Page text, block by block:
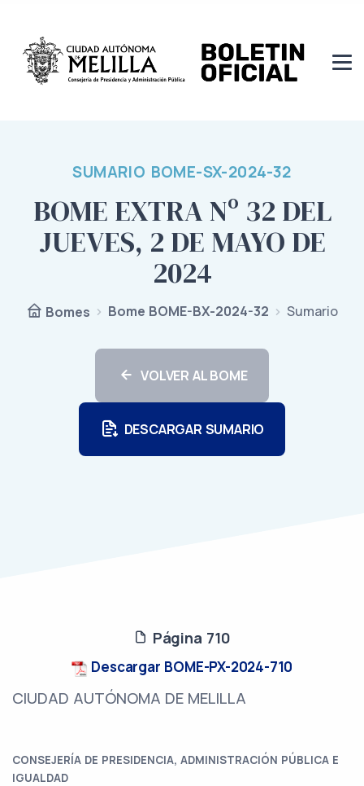
SUMARIO BOME-SX-2024-32
BOME EXTRA Nº 32 DEL
JUEVES, 2 DE MAYO DE
2024
Bomes Bome BOME-BX-2024-32 Sumario
VOLVER AL BOME
DESCARGAR SUMARIO
Página 710
Descargar BOME-PX-2024-710
CIUDAD AUTÓNOMA DE MELILLA
CONSEJERÍA DE PRESIDENCIA, ADMINISTRACIÓN PÚBLICA E
IGUALDAD